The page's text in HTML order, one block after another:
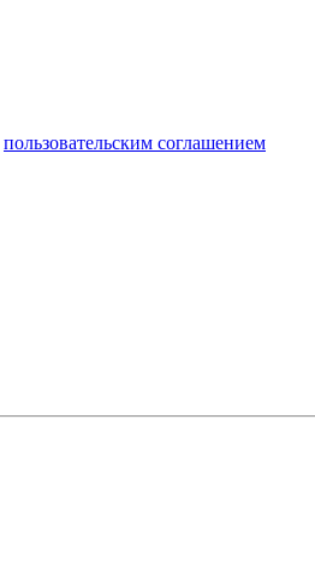
пользовательским соглашением